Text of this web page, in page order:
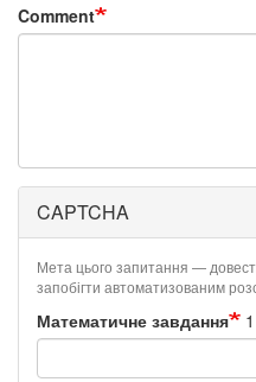
Comment
CAPTCHA
Мета цього запитання —
запобігти автоматизованим
Математичне завдання